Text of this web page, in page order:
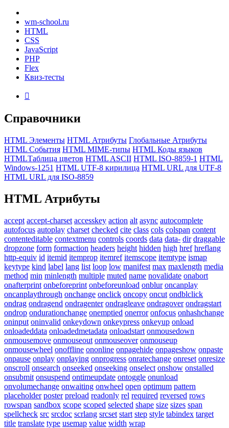
wm-school.ru
HTML
CSS
JavaScript
PHP
Flex
Квиз-тесты

Справочники
HTML Элементы HTML Атрибуты Глобальные Атрибуты
HTML События HTML MIME-типы HTML Коды языков
HTMLТаблица цветов HTML ASCII HTML ISO-8859-1 HTML
Windows-1251 HTML UTF-8 кирилица HTML URL для UTF-8
HTML URL для ISO-8859
HTML Атрибуты
accept accept-charset accesskey action alt async autocomplete
autofocus autoplay charset checked cite class cols colspan content
contenteditable contextmenu controls coords data data- dir draggable
dropzone form formaction headers height hidden high href hreflang
http-equiv id itemid itemprop itemref itemscope itemtype ismap
keytype kind label lang list loop low manifest max maxlength media
method min minlength multiple muted name novalidate onabort
onafterprint onbeforeprint onbeforeunload onblur oncanplay
oncanplaythrough onchange onclick oncopy oncut ondblclick
ondrag ondragend ondragenter ondragleave ondragover ondragstart
ondrop ondurationchange onemptied onerror onfocus onhashchange
oninput oninvalid onkeydown onkeypress onkeyup onload
onloadeddata onloadedmetadata onloadstart onmousedown
onmousemove onmouseout onmouseover onmouseup
onmousewheel onoffline ononline onpagehide onpageshow onpaste
onpause onplay onplaying onprogress onratechange onreset onresize
onscroll onsearch onseeked onseeking onselect onshow onstalled
onsubmit onsuspend ontimeupdate ontoggle onunload
onvolumechange onwaiting onwheel open optimum pattern
placeholder poster preload readonly rel required reversed rows
rowspan sandbox scope scoped selected shape size sizes span
spellcheck src srcdoc scrlang srcset start step style tabindex target
title translate type usemap value width wrap